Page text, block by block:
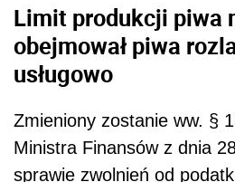
Limit produkcji piwa
obejmował piwa
usługowo
Zmieniony zostanie ww. §
Ministra Finansów z dnia
sprawie zwolnień od